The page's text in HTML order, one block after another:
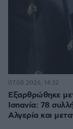
Εξαρθρώθηκε
Ισπανία: 78
Αλγερία και
07.08.2026, 14:32